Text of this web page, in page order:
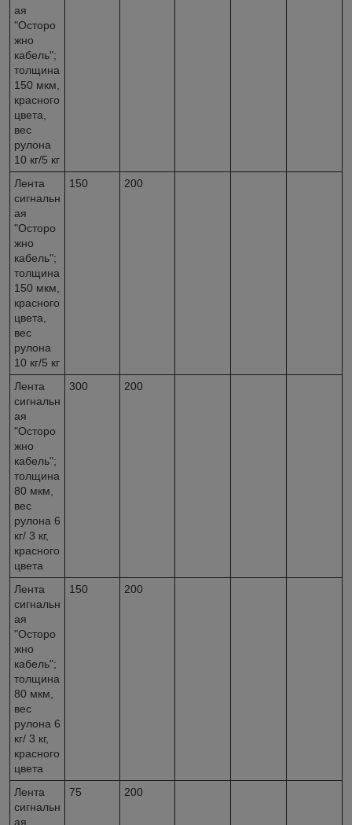
ая
"Осторо
жно
кабель";
толщина
150 мкм,
красного
цвета,
вес
рулона
10 кг/5 кг
Лента
сигнальн
ая
"Осторо
жно
кабель";
толщина
150 мкм,
красного
цвета,
вес
рулона
10 кг/5 кг
150 200
Лента
сигнальн
ая
"Осторо
жно
кабель";
толщина
80 мкм,
вес
рулона 6
кг/ 3 кг,
красного
цвета
300 200
Лента
сигнальн
ая
"Осторо
жно
кабель";
толщина
80 мкм,
вес
рулона 6
кг/ 3 кг,
красного
цвета
150 200
Лента
сигнальн
ая
75 200